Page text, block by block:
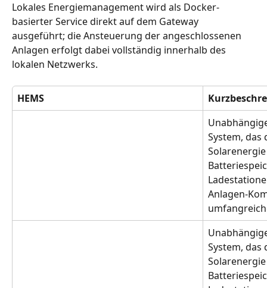
Lokales Energiemanagement wird als Docker-
basierter Service direkt auf dem Gateway
ausgeführt; die Ansteuerung der angeschlossenen
Anlagen erfolgt dabei vollständig innerhalb des
lokalen Netzwerks.
HEMS
System,
Anlagen-
System,